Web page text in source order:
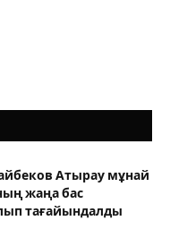
Атырау мұнай
жаңа бас
тағайындалды